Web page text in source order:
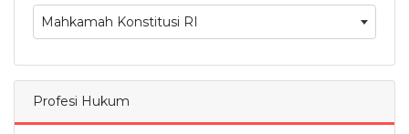
Mahkamah Konstitusi RI
Profesi Hukum